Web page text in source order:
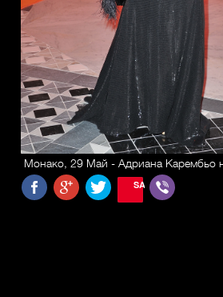
Монако, 29 Май - Адриана Карембьо
SAVE